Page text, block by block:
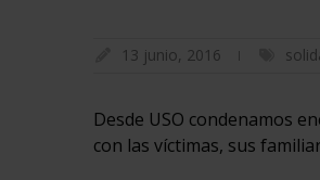
13 junio, 2016
Desde USO condenamos
con las víctimas, sus